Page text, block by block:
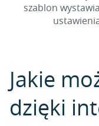
szablon
Jakie
dzięki